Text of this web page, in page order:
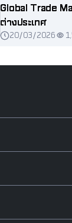
Global Trade
ต่างประเทศ
20/03/2026